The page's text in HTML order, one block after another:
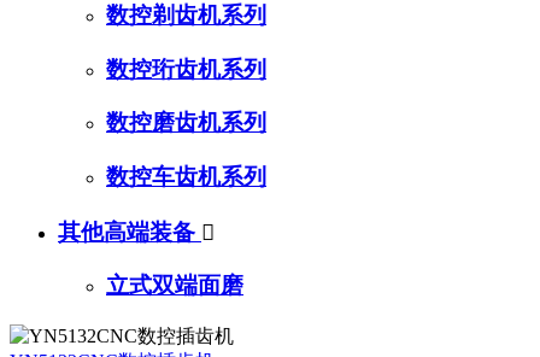
数控剃齿机系列
数控珩齿机系列
数控磨齿机系列
数控车齿机系列
其他高端装备 
立式双端面磨